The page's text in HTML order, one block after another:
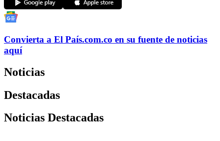
Convierta a El País.com.co en su fuente de noticias
aquí
Noticias
Destacadas
Noticias Destacadas